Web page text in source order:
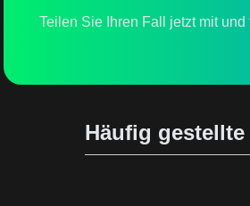
Teilen Sie Ihren Fall jetzt mit
Häufig